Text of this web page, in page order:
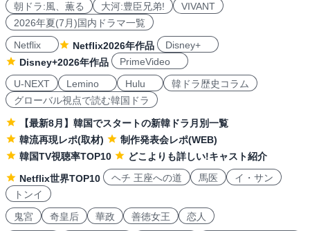
朝ドラ:風、薫る 大河:豊臣兄弟!
VIVANT
2026年夏(7月)国内ドラマ一覧
Netflix
Netflix2026年作品
Disney+
Disney+2026年作品
PrimeVideo
U-NEXT
Lemino Hulu
韓ドラ歴史コラム
グローバル視点で読む韓国ドラ
【最新8月】韓国でスタートの新韓ドラ月別一覧
韓流再現レポ(取材)
制作発表会レポ(WEB)
韓国TV視聴率TOP10
どこよりも詳しい!キャスト紹介
Netflix世界TOP10
ヘチ 王座への道 馬医
イ・サン
トンイ
鬼宮
奇皇后 華政 善徳女王 恋人